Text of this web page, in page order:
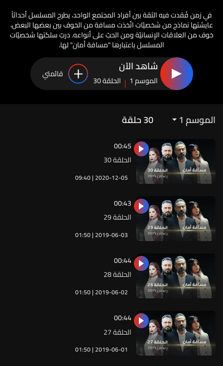
في زمن فُقدت فيه الثقة بين أفراد المجتمع الواحد، يطرح المسلسل أحداثاً
عايشتها نماذج من شخصيّات اتّخذت مسافة من الخوف بين بعضها البعض،
خوف من العلاقات الإنسانيّة ومن الحبّ على أنواعه. دربٌ سلكتها شخصيّات
المسلسل باعتبارها "مسافة أمان" لها.
شاهد الآن
الموسم 1 الحلقة 30
قائمتي
الموسم 1 30حلقة
09:40 | 2020-12-05
الحلقة 30
00:45
01:50 | 2019-06-03
الحلقة 29
00:43
01:50 | 2019-06-02
الحلقة 28
00:44
01:50 | 2019-06-01
الحلقة 27
00:44